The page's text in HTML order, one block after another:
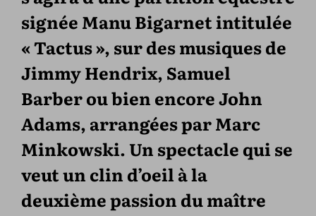
signée Manu Bigarnet intitulée
« Tactus », sur des musiques de
Jimmy Hendrix, Samuel
Barber ou bien encore John
Adams, arrangées par Marc
Minkowski. Un spectacle qui se
veut un clin d’oeil à la
deuxième passion du maître